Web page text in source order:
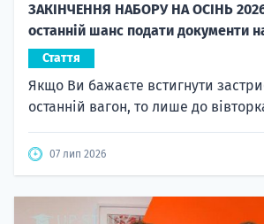
ЗАКІНЧЕННЯ НАБОРУ НА ОСІНЬ
останній шанс подати документи
Стаття
Якщо Ви бажаєте встигнути
останній вагон, то лише до
07 лип 2026